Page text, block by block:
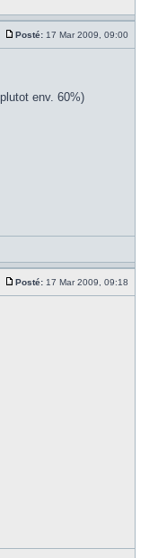
Posté: 17 Mar 2009, 09:00
env. 60%)
Posté: 17 Mar 2009, 09:18